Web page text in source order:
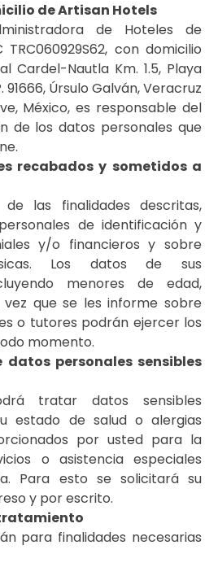
de Artisan Hotels
de Hoteles de
con domicilio
Cardel-Nautla Km. 1.5, Playa
91666, Úrsulo Galván, Veracruz
México, es responsable del
de los datos personales que
recabados y sometidos a
las finalidades descritas,
de identificación y
y/o financieros y sobre
Los datos de sus
menores de edad,
que se les informe sobre
o tutores podrán ejercer los
momento.
personales sensibles
tratar datos sensibles
estado de salud o alergias
por usted para la
o asistencia especiales
Para esto se solicitará su
y por escrito.
para finalidades necesarias